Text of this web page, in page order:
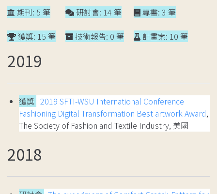
期刊: 5 筆
獲獎: 15 筆
研討會: 14 筆
技術報告: 0 筆
專書: 3 筆
計畫案: 10 筆
2019
獲獎 2019 SFTI-WSU International Conference
Fashioning Digital Transformation Best artwork Award,
The Society of Fashion and Textile Industry, 美國
2018